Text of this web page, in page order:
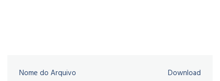
Nome do Arquivo Download